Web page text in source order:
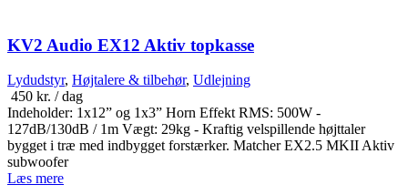
KV2 Audio EX12 Aktiv topkasse
Lydudstyr, Højtalere & tilbehør, Udlejning
450 kr. / dag
Indeholder: 1x12” og 1x3” Horn Effekt RMS: 500W -
127dB/130dB / 1m Vægt: 29kg - Kraftig velspillende højttaler
bygget i træ med indbygget forstærker. Matcher EX2.5 MKII Aktiv
subwoofer
Læs mere